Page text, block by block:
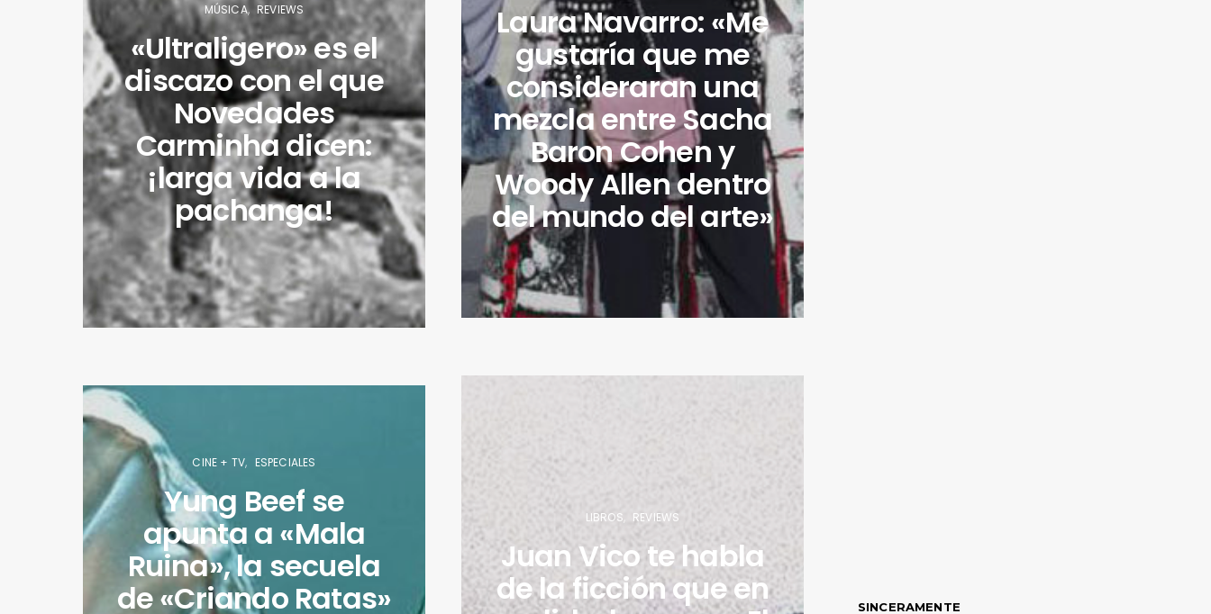
MÚSICA REVIEWS
«Ultraligero» es el
discazo con el que
Novedades
Carminha dicen:
¡larga vida a la
pachanga!
CINE + TV ESPECIALES
Yung Beef se
apunta a «Mala
Ruina», la secuela
de «Criando Ratas»
Laura Navarro: «Me
gustaría que me
consideraran una
mezcla entre Sacha
Baron Cohen y
Woody Allen dentro
del mundo del arte»
LIBROS REVIEWS
Juan Vico te habla
de la ficción que en
SINCERAMENTE